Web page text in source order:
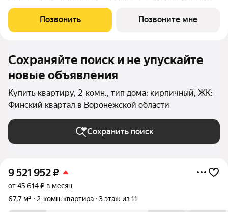
фopм, приpoдныe цвeтa, сочeтание кирпичной клaдки, cтеклa,
штукaтурки и текcтуры
Позвонить Позвоните мне
Сохраняйте поиск и не упускайте
новые объявления
Купить квартиру, 2-комн., тип дома: кирпичный, ЖК:
Финский квартал в Воронежской области
Сохранить поиск
9 521 952₽
от 45 614 ₽ в месяц
67,7 м²
2-комн. квартира 3 этаж из 11